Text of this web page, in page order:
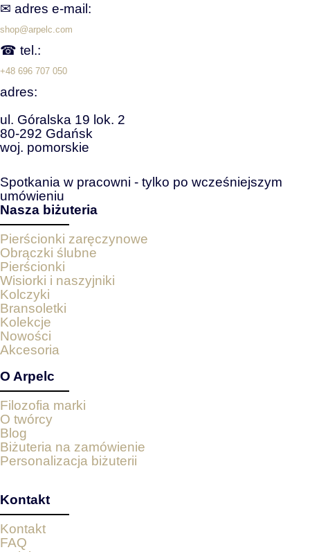
✉ adres e‑mail:
shop@arpelc.com
☎ tel.:
+48 696 707 050
adres:
ul. Góralska 19 lok. 2
80-292 Gdańsk
woj. pomorskie
Spotkania w pracowni - tylko po wcześniejszym
umówieniu
Nasza biżuteria
Pierścionki zaręczynowe
Obrączki ślubne
Pierścionki
Wisiorki i naszyjniki
Kolczyki
Bransoletki
Kolekcje
Nowości
Akcesoria
O Arpelc
Filozofia marki
O twórcy
Blog
Biżuteria na zamówienie
Personalizacja biżuterii
Kontakt
Kontakt
FAQ